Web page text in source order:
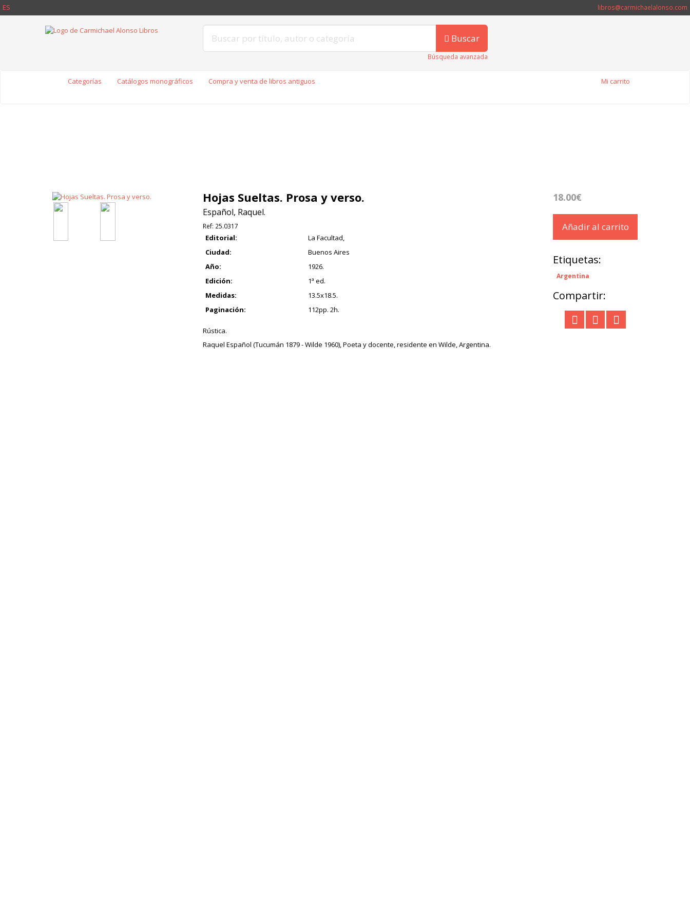
ES libros@carmichaelalonso.com
Buscar
Búsqueda avanzada
Categorías Catálogos monográficos Compra y venta de libros antiguos Mi carrito
Hojas Sueltas. Prosa y verso.
Español, Raquel.
Ref: 25.0317
Editorial:
La Facultad,
Ciudad:
Buenos Aires
Año:
1926.
Edición:
1ª ed.
Medidas:
13.5x18.5.
Paginación:
112pp. 2h.
Rústica.
Raquel Español (Tucumán 1879 - Wilde 1960), Poeta y docente, residente en Wilde, Argentina.
18.00€
Añadir al carrito
Etiquetas:
Argentina
Compartir: